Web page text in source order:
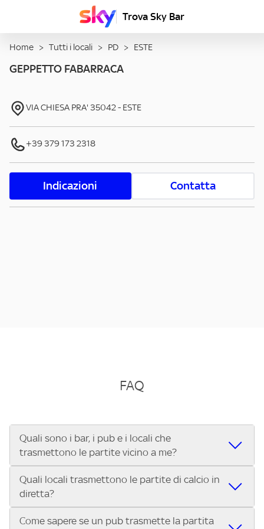
Trova Sky Bar
Home > Tutti i locali > PD > ESTE
GEPPETTO FABARRACA
VIA CHIESA PRA' 35042- ESTE
+39 379 173 2318
Indicazioni Contatta
FAQ
Quali sono i bar, i pub e i locali che
trasmettono le partite vicino a me?
Se cerchi un bar, pub, ristorante o locale vicino a te per
vedere le partite di Serie A ENILIVE, la Serie C Sky Wifi, la
UEFA Champions League, la UEFA Europa League, la UEFA
Conference League, il Tennis, la Formula 1®, la MotoGP™ e
Quali locali trasmettono le partite di calcio in
diretta?
Vuoi sapere quali bar, pub o ristoranti mostrano le partite
Come sapere se un pub trasmette la partita